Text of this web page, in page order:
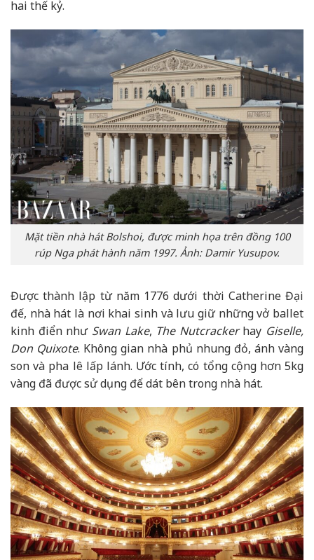
hai thế kỷ.
Mặt tiền nhà hát Bolshoi, được minh họa trên đồng 100
rúp Nga phát hành năm 1997. Ảnh: Damir Yusupov.
Được thành lập từ năm 1776 dưới thời Catherine Đại
đế, nhà hát là nơi khai sinh và lưu giữ những vở ballet
kinh điển như Swan Lake, The Nutcrackerhay Giselle,
Don Quixote. Không gian nhà phủ nhung đỏ, ánh vàng
son và pha lê lấp lánh. Ước tính, có tổng cộng hơn 5kg
vàng đã được sử dụng để dát bên trong nhà hát.